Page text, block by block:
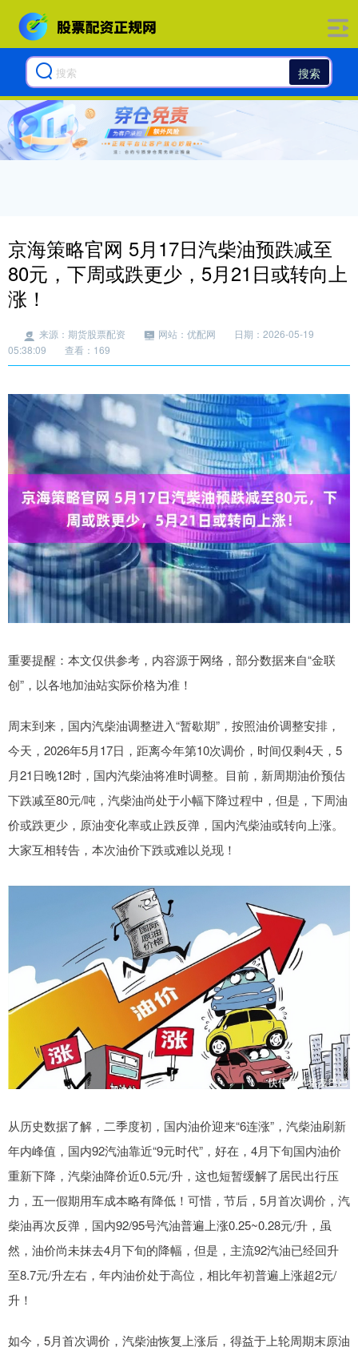
搜索
京海策略官网 5月17日汽柴油预跌减至
80元，下周或跌更少，5月21日或转向上
涨！
来源：期货股票配资 网站：优配网
日期：2026-05-19
05:38:09
查看：169
重要提醒：本文仅供参考，内容源于网络，部分数据来自“金联
创”，以各地加油站实际价格为准！
周末到来，国内汽柴油调整进入“暂歇期”，按照油价调整安排，
今天，2026年5月17日，距离今年第10次调价，时间仅剩4天，5
月21日晚12时，国内汽柴油将准时调整。目前，新周期油价预估
下跌减至80元/吨，汽柴油尚处于小幅下降过程中，但是，下周油
价或跌更少，原油变化率或止跌反弹，国内汽柴油或转向上涨。
大家互相转告，本次油价下跌或难以兑现！
从历史数据了解，二季度初，国内油价迎来“6连涨”，汽柴油刷新
年内峰值，国内92汽油靠近“9元时代”，好在，4月下旬国内油价
重新下降，汽柴油降价近0.5元/升，这也短暂缓解了居民出行压
力，五一假期用车成本略有降低！可惜，节后，5月首次调价，汽
柴油再次反弹，国内92/95号汽油普遍上涨0.25~0.28元/升，虽
然，油价尚未抹去4月下旬的降幅，但是，主流92汽油已经回升
至8.7元/升左右，年内油价处于高位，相比年初普遍上涨超2元/
升！
如今，5月首次调价，汽柴油恢复上涨后，得益于上轮周期末原油